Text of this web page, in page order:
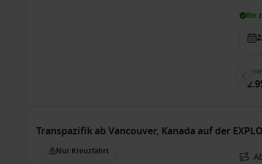
Bis
Transpazifik ab Vancouver, Kanada auf der
Nur Kreuzfahrt